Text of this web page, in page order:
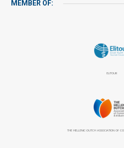
MEMBER OF:
ELITOUR
THE HELLENIC-DUTCH ASSOCIATION OF